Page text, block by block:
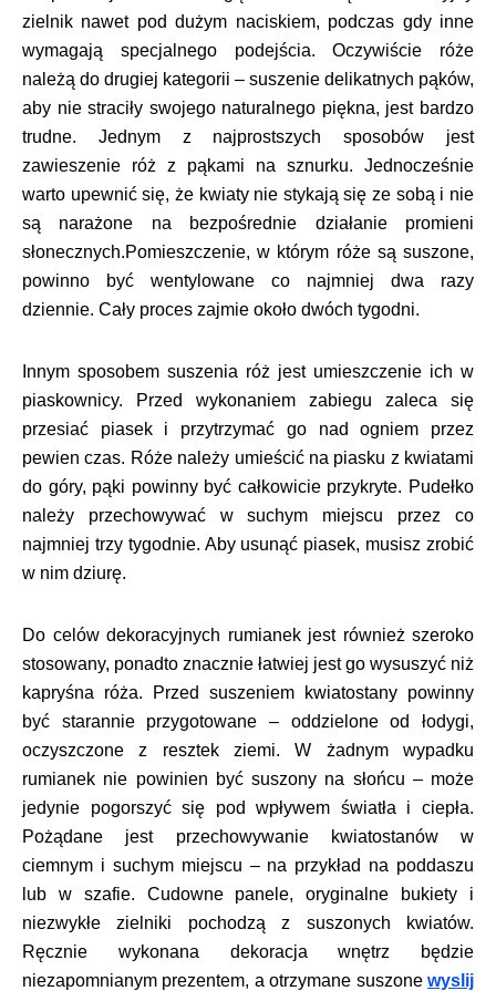
zielnik nawet pod dużym naciskiem, podczas gdy inne
wymagają specjalnego podejścia. Oczywiście róże
należą do drugiej kategorii – suszenie delikatnych pąków,
aby nie straciły swojego naturalnego piękna, jest bardzo
trudne. Jednym z najprostszych sposobów jest
zawieszenie róż z pąkami na sznurku. Jednocześnie
warto upewnić się, że kwiaty nie stykają się ze sobą i nie
są narażone na bezpośrednie działanie promieni
słonecznych.Pomieszczenie, w którym róże są suszone,
powinno być wentylowane co najmniej dwa razy
dziennie. Cały proces zajmie około dwóch tygodni.
Innym sposobem suszenia róż jest umieszczenie ich w
piaskownicy. Przed wykonaniem zabiegu zaleca się
przesiać piasek i przytrzymać go nad ogniem przez
pewien czas. Róże należy umieścić na piasku z kwiatami
do góry, pąki powinny być całkowicie przykryte. Pudełko
należy przechowywać w suchym miejscu przez co
najmniej trzy tygodnie. Aby usunąć piasek, musisz zrobić
w nim dziurę.
Do celów dekoracyjnych rumianek jest również szeroko
stosowany, ponadto znacznie łatwiej jest go wysuszyć niż
kapryśna róża. Przed suszeniem kwiatostany powinny
być starannie przygotowane – oddzielone od łodygi,
oczyszczone z resztek ziemi. W żadnym wypadku
rumianek nie powinien być suszony na słońcu – może
jedynie pogorszyć się pod wpływem światła i ciepła.
Pożądane jest przechowywanie kwiatostanów w
ciemnym i suchym miejscu – na przykład na poddaszu
lub w szafie. Cudowne panele, oryginalne bukiety i
niezwykłe zielniki pochodzą z suszonych kwiatów.
Ręcznie wykonana dekoracja wnętrz będzie
niezapomnianym prezentem, a otrzymane suszone wyslij